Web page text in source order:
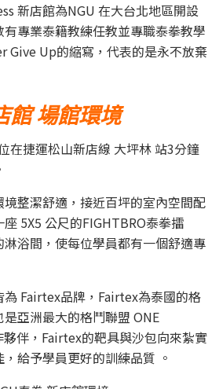
新店館為NGU 在大台北地區開設
專業泰籍教練任教並專職泰拳教學
Give Up的縮寫，代表的是永不放棄
館場館環境
在捷運松山新店線 大坪林 站3分鐘
整潔舒適，接近百坪的室內空間配
5X5 公尺的FIGHTBRO泰拳擂
浴間，使每位學員都有一個舒適專
Fairtex品牌，Fairtex為泰國的格
亞洲最大的格鬥聯盟 ONE
伴，Fairtex的靶具與沙包向來紮實
給予學員更好的訓練品質 。